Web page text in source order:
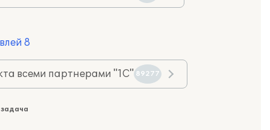
8
всеми партнерами "1С" 89277